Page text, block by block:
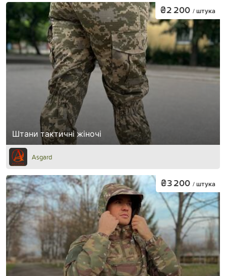
Штани тактичні жіночі
₴2 200 / штука
Asgard
₴3 200 / штука